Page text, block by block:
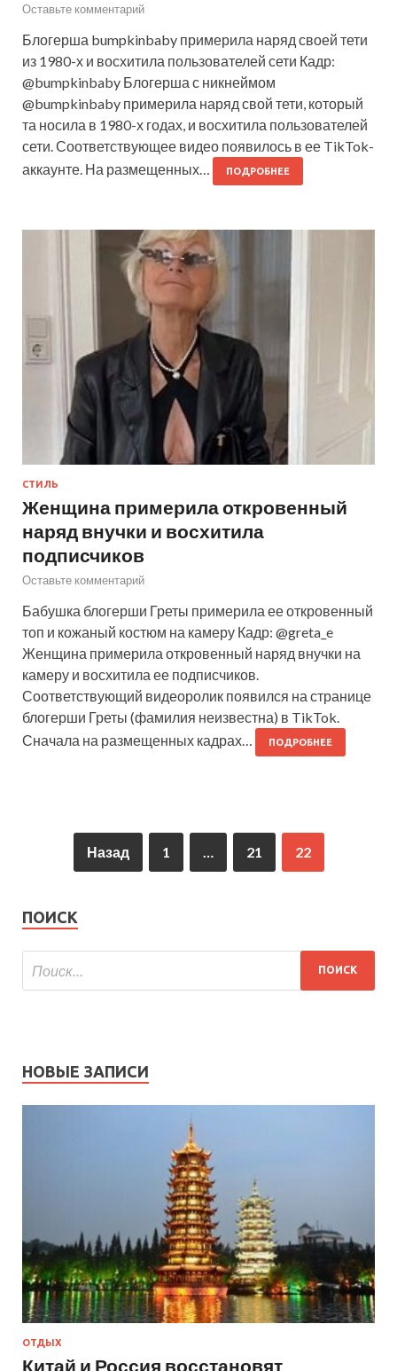
Оставьте комментарий
Блогерша bumpkinbaby примерила наряд своей тети
из 1980-х и восхитила пользователей сети Кадр:
@bumpkinbaby Блогерша с никнеймом
@bumpkinbaby примерила наряд свой тети, который
та носила в 1980-х годах, и восхитила пользователей
сети. Соответствующее видео появилось в ее TikTok-
аккаунте. На размещенных…
ПОДРОБНЕЕ
СТИЛЬ
Женщина примерила откровенный
наряд внучки и восхитила
подписчиков
Оставьте комментарий
Бабушка блогерши Греты примерила ее откровенный
топ и кожаный костюм на камеру Кадр: @greta_e
Женщина примерила откровенный наряд внучки на
камеру и восхитила ее подписчиков.
Соответствующий видеоролик появился на странице
блогерши Греты (фамилия неизвестна) в TikTok.
Сначала на размещенных кадрах…
ПОДРОБНЕЕ
Назад 1 … 21 22
ПОИСК
НОВЫЕ ЗАПИСИ
ОТДЫХ
Китай и Россия восстановят